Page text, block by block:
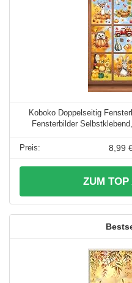
Koboko Doppelseitig
Fensterbilder
8,99
ZUM